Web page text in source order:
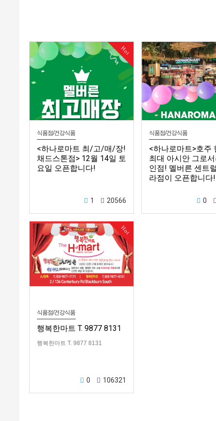
Hot
식품점/건강식품
<하나로마트 최/고/매/장!
채드스톤점> 12월 14일 토
요일 오픈합니다!
1 20566
식품점/건강식품
<하나로마트>호주
최대 아시안 그로
인점! 멜버른 센트
라점이 오픈합니다!
0
Hot
식품점/건강식품
행복한마트 T. 9877 8131
행복한마트 T. 9877 8131
0 106321